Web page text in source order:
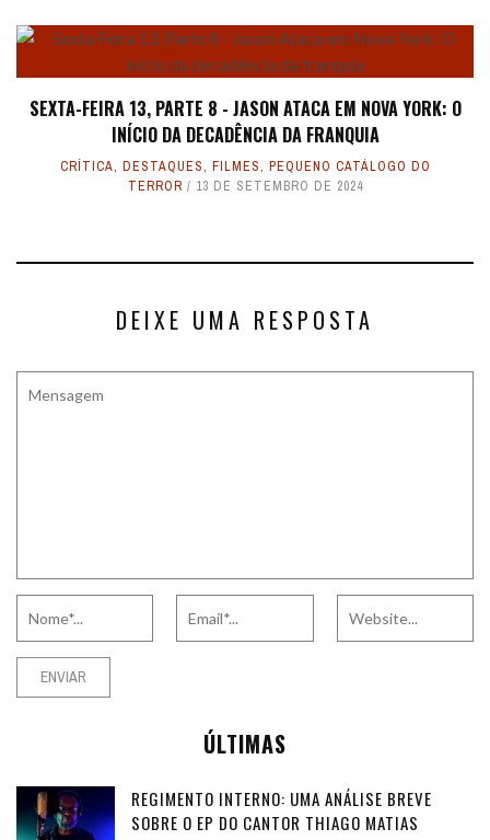
SEXTA-FEIRA 13, PARTE 8 - JASON ATACA EM NOVA YORK: O
INÍCIO DA DECADÊNCIA DA FRANQUIA
CRÍTICA, DESTAQUES, FILMES, PEQUENO CATÁLOGO DO
TERROR
13 DE SETEMBRO DE 2024
DEIXE UMA RESPOSTA
ÚLTIMAS
REGIMENTO INTERNO: UMA ANÁLISE BREVE
SOBRE O EP DO CANTOR THIAGO MATIAS